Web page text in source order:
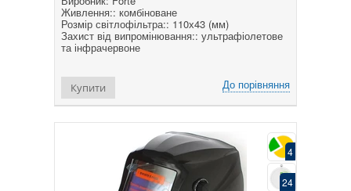
Живлення:: комбіноване
Розмір світлофільтра:: 110х43 (мм)
Захист від випромінювання:: ультрафіолетове
та інфрачервоне
До порівняння
Купити
4
24